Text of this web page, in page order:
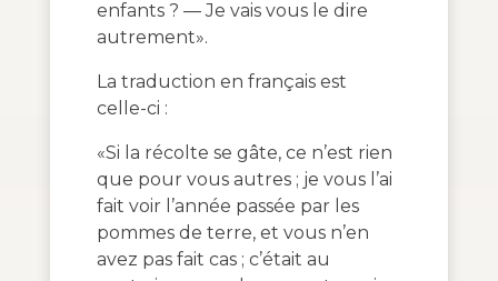
enfants ? — Je vais vous le dire
autrement».
La traduction en français est
celle-ci :
«Si la récolte se gâte, ce n’est rien
que pour vous autres ; je vous l’ai
fait voir l’année passée par les
pommes de terre, et vous n’en
avez pas fait cas ; c’était au